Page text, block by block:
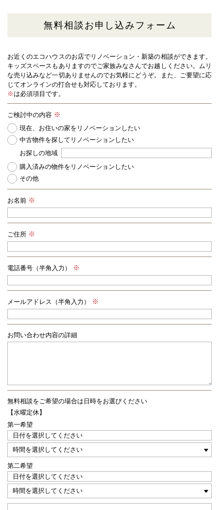
無料相談お申し込みフォーム
お近くのエコハウスのお店でリノベーション・新築の相談ができます。
キッズスペースもありますのでご家族みなさんでお越しください。
ムリ
な売り込みなど一切ありませんのでお気軽にどうぞ。また、ご要望に応
じてオンラインの打合せも対応しております。
※ は必須項目です。
ご検討中の内容
現在、お住いの家をリノベーションしたい
中古物件を探してリノベーションしたい
お探しの地域
購入済みの物件をリノベーションしたい
その他
お名前
ご住所
電話番号（半角入力）
メールアドレス（半角入力）
お問い合わせ内容の詳細
無料相談をご希望の場合は 日時をお選びください
【水曜定休】
第一希望
第二希望